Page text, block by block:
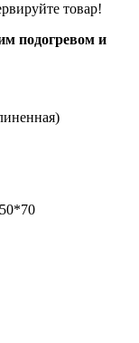
товар!
подогревом и